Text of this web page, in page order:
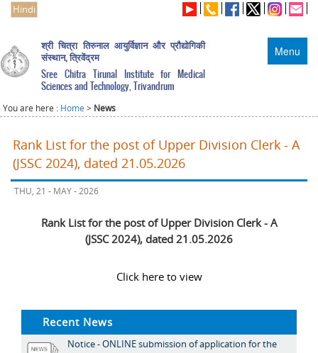
Hindi
Menu
श्री चित्रा तिरुनाल आयुर्विज्ञान और प्रौद्योगिकी
संस्थान, त्रिवेंद्रम
Sree Chitra Tirunal Institute for Medical
Sciences and Technology, Trivandrum
You are here : Home > News
Rank List for the post of Upper Division Clerk - A
(JSSC 2024), dated 21.05.2026
THU, 21 - MAY - 2026
Rank List for the post of Upper Division Clerk - A
(JSSC 2024), dated 21.05.2026
Click here to view
Recent News
Notice - ONLINE submission of application for the